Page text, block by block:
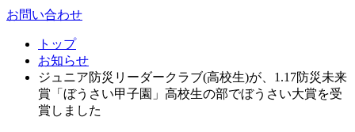
お問い合わせ
トップ
お知らせ
ジュニア防災リーダークラブ(高校生)が、1.17防災未来
賞「ぼうさい甲子園」高校生の部でぼうさい大賞を受
賞しました